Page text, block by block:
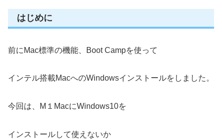
はじめに
前にMac標準の機能、Boot Campを使って
インテル搭載MacへのWindowsインストールをしました。
今回は、M１MacにWindows10を
インストールして使えないか